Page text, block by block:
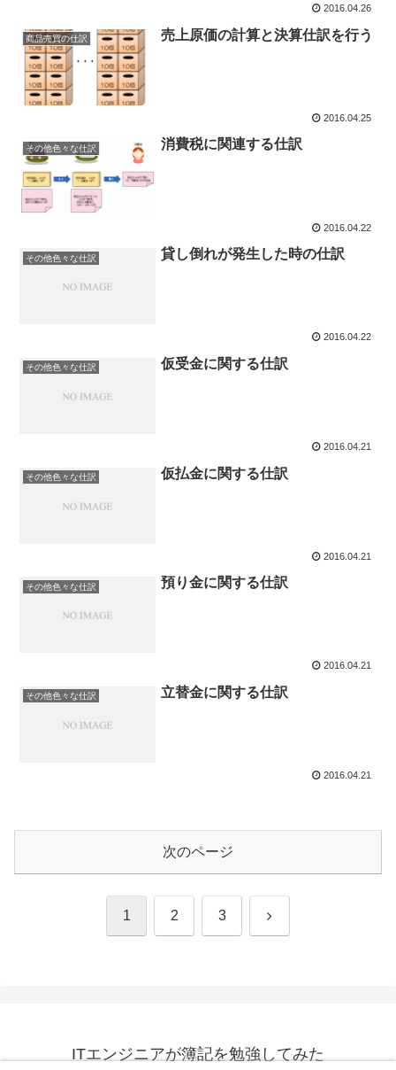
2016.04.26
商品売買の仕訳 売上原価の計算と決算仕訳を行う
2016.04.25
その他色々な仕訳 消費税に関連する仕訳
2016.04.22
その他色々な仕訳 貸し倒れが発生した時の仕訳
2016.04.22
その他色々な仕訳 仮受金に関する仕訳
2016.04.21
その他色々な仕訳 仮払金に関する仕訳
2016.04.21
その他色々な仕訳 預り金に関する仕訳
2016.04.21
その他色々な仕訳 立替金に関する仕訳
2016.04.21
次のページ
1 2 3 次
ITエンジニアが簿記を勉強してみた